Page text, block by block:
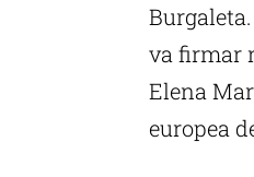
va firmar
Elena
europea